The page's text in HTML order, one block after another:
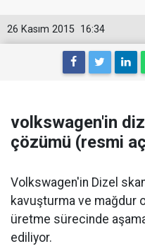
16:34
26 Kasım 2015
volkswagen'in
çözümü (resmi
Volkswagen'in Dizel
kavuşturma ve mağdur
üretme sürecinde
ediliyor.